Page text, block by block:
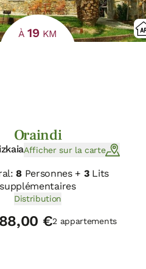
À19KM
Oraindi
Afficher sur la carte
8Personnes + 3Lits
supplémentaires
Distribution
88,00 €2 appartements